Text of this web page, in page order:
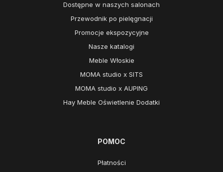
Dostępne w naszych salonach
Przewodnik po pielęgnacji
Promocje ekspozycyjne
Nasze katalogi
Meble Włoskie
MOMA studio x SITS
MOMA studio x AUPING
Hay Meble Oświetlenie Dodatki
POMOC
Płatności